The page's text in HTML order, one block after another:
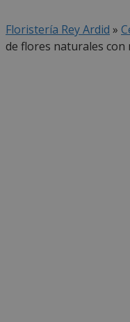
Floristería Rey Ardid »
de flores naturales con